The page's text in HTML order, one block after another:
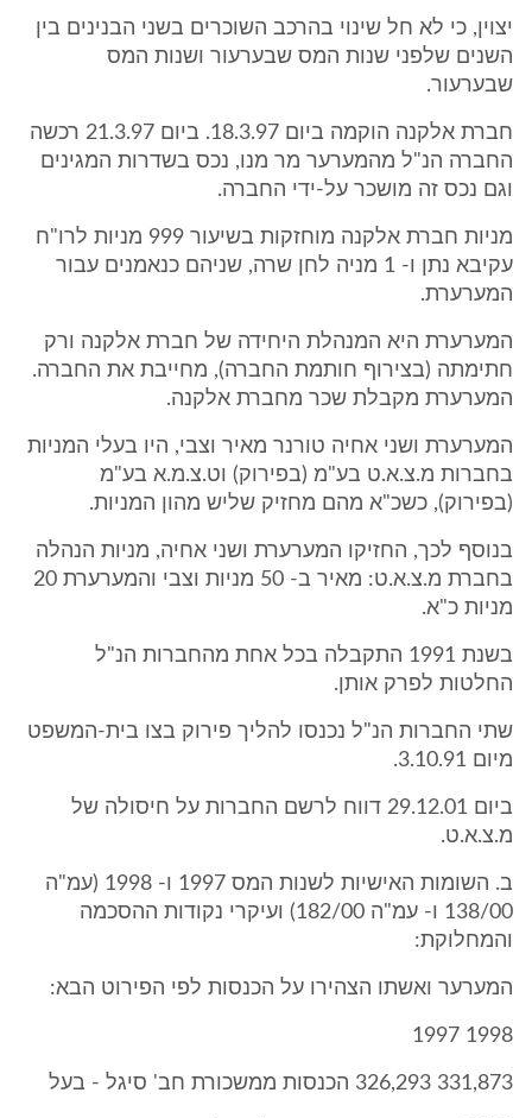
יצוין, כי לא חל שינוי בהרכב השוכרים בשני הבנינים בין
השנים שלפני שנות המס שבערעור ושנות המס
שבערעור.
חברת אלקנה הוקמה ביום 18.3.97. ביום 21.3.97 רכשה
החברה הנ"ל מהמערער מר מנו, נכס בשדרות המגינים
וגם נכס זה מושכר על-ידי החברה.
מניות חברת אלקנה מוחזקות בשיעור 999 מניות לרו"ח
עקיבא נתן ו- 1 מניה לחן שרה, שניהם כנאמנים עבור
המערערת.
המערערת היא המנהלת היחידה של חברת אלקנה ורק
חתימתה (בצירוף חותמת החברה), מחייבת את החברה.
המערערת מקבלת שכר מחברת אלקנה.
המערערת ושני אחיה טורנר מאיר וצבי, היו בעלי המניות
בחברות מ.צ.א.ט בע"מ (בפירוק) וט.צ.מ.א בע"מ
(בפירוק), כשכ"א מהם מחזיק שליש מהון המניות.
בנוסף לכך, החזיקו המערערת ושני אחיה, מניות הנהלה
בחברת מ.צ.א.ט: מאיר ב- 50 מניות וצבי והמערערת 20
מניות כ"א.
בשנת 1991 התקבלה בכל אחת מהחברות הנ"ל
החלטות לפרק אותן.
שתי החברות הנ"ל נכנסו להליך פירוק בצו בית-המשפט
מיום 3.10.91.
ביום 29.12.01 דווח לרשם החברות על חיסולה של
מ.צ.א.ט.
ב. השומות האישיות לשנות המס 1997 ו- 1998 (עמ"ה
138/00 ו- עמ"ה 182/00) ועיקרי נקודות ההסכמה
והמחלוקת:
המערער ואשתו הצהירו על הכנסות לפי הפירוט הבא:
1998 1997
331,873 326,293 הכנסות ממשכורת חב' סיגל - בעל